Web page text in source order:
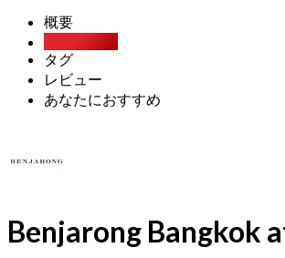
概要
タグ
レビュー
あなたにおすすめ
Benjarong Bangkok